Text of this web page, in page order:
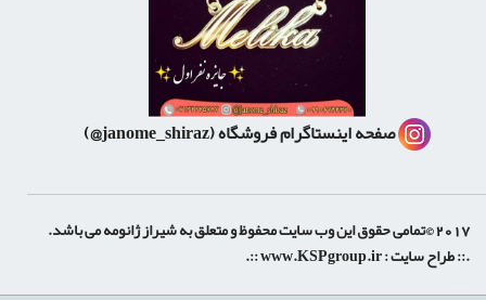
صفحه اینستاگرام فروشگاه(janome_shiraz@)
2017 ©تمامی حقوق این وب سایت محفوظ و متعلق به شیراز ژانومه می باشد.
.:: طراح سایت :www.KSPgroup.ir
::.